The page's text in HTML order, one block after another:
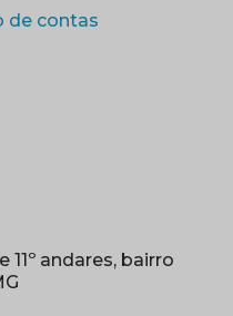
de contas
11º andares, bairro